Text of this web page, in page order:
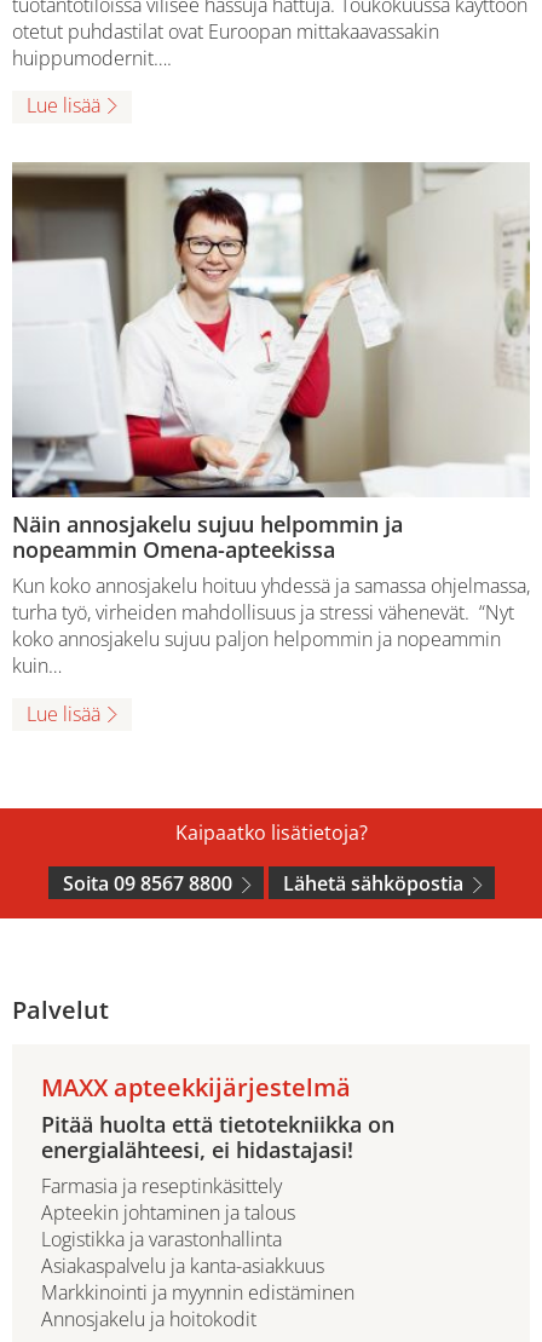
otetut puhdastilat ovat Euroopan mittakaavassakin
huippumodernit….
Lue lisää
Näin annosjakelu sujuu helpommin ja
nopeammin Omena-apteekissa
Kun koko annosjakelu hoituu yhdessä ja samassa ohjelmassa,
turha työ, virheiden mahdollisuus ja stressi vähenevät. “Nyt
koko annosjakelu sujuu paljon helpommin ja nopeammin
kuin…
Lue lisää
Kaipaatko lisätietoja?
Soita 09 8567 8800
Lähetä sähköpostia
Palvelut
MAXX apteekkijärjestelmä
Pitää huolta että tietotekniikka on
energialähteesi, ei hidastajasi!
Farmasia ja reseptinkäsittely
Apteekin johtaminen ja talous
Logistikka ja varastonhallinta
Asiakaspalvelu ja kanta-asiakkuus
Markkinointi ja myynnin edistäminen
Annosjakelu ja hoitokodit